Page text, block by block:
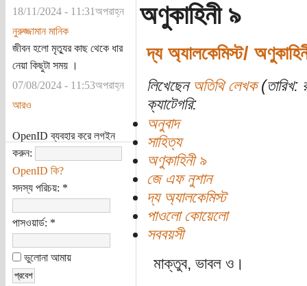
18/11/2024 - 11:31অপরাহ্ন
নুরুজ্জামান মানিক
জীবন হলো মৃত্যুর কাছ থেকে ধার
নেয়া কিছুটা সময় ।
07/08/2024 - 11:53অপরাহ্ন
আরও
OpenID ব্যবহার করে লগইন
করুন:
OpenID কি?
সদস্য পরিচয়: *
পাসওয়ার্ড: *
ভুলোনা আমায়
অণুকাহিনী ৯
দ্য অ্যালকেমিস্ট/
লিখেছেন অতিথি লেখক(তারিখ:
ক্যাটেগরি:
অনুবাদ
সাহিত্য
অণুকাহিনী ৯
জে এফ নুশান
দ্য অ্যালকেমিস্ট
পাওলো কোয়েলো
সববয়সী
মাক্তুব, ভাবল ও।